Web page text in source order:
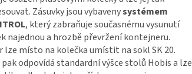
Zásuvky jsou vybavenysystémem
, který zabraňuje současnému vysunutí
najednou a hrozbě převržení kontejneru.
lze místo na kolečka umístit na sokl SK 20.
pak odpovídá standardní výšce stolů Hobis a lze